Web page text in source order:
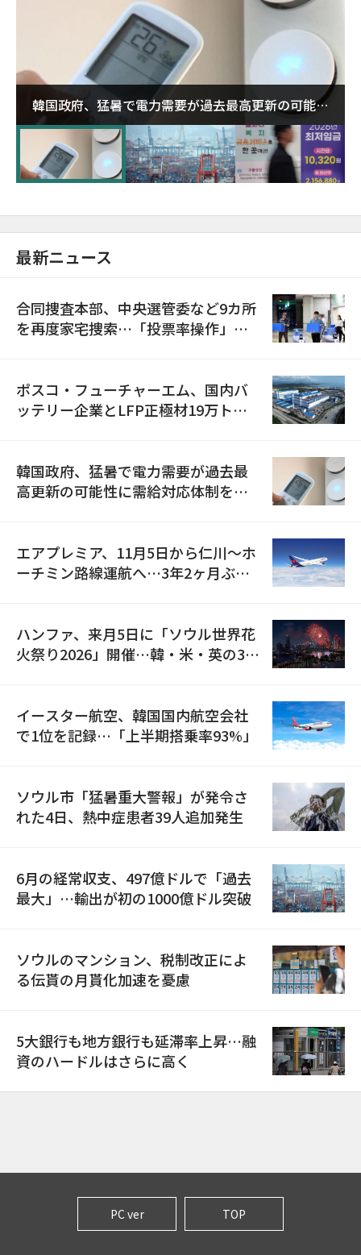
韓国政府、猛暑で電力需要が過去最高更新の可能性
に需給対応体制を点検
最新ニュース
合同捜査本部、中央選管委など9カ所
を再度家宅捜索…「投票率操作」の
ポスコ・フューチャーエム、国内バ
ッテリー企業とLFP正極材19万トン
韓国政府、猛暑で電力需要が過去最
高更新の可能性に需給対応体制を点
エアプレミア、11月5日から仁川〜ホ
ーチミン路線運航へ…3年2ヶ月ぶり
ハンファ、来月5日に「ソウル世界花
火祭り2026」開催…韓・米・英の3カ
イースター航空、韓国国内航空会社
で1位を記録…「上半期搭乗率93%」
ソウル市「猛暑重大警報」が発令さ
れた4日、熱中症患者39人追加発生
6月の経常収支、497億ドルで「過去
最大」…輸出が初の1000億ドル突破
ソウルのマンション、税制改正によ
る伝貰の月貰化加速を憂慮
5大銀行も地方銀行も延滞率上昇…融
資のハードルはさらに高く
PC ver TOP